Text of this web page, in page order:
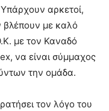
αρκετοί,
βλέπουν με καλό
με τον Καναδό
να είναι σύμμαχος
την ομάδα.
τον λόγο του